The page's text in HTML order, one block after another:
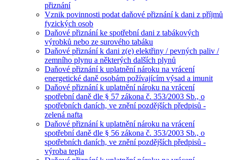
přiznání
Vznik povinnosti podat daňové přiznání k dani z příjmů
fyzických osob
Daňové přiznání ke spotřební dani z tabákových
výrobků nebo ze surového tabáku
Daňové přiznání k dani z(e) elektřiny / pevných paliv /
zemního plynu a některých dalších plynů
Daňové přiznání k uplatnění nároku na vrácení
energetické daně osobám požívajícím výsad a imunit
Daňové přiznání k uplatnění nároku na vrácení
spotřební daně dle § 57 zákona č. 353/2003 Sb., o
spotřebních daních, ve znění pozdějších předpisů -
zelená nafta
Daňové přiznání k uplatnění nároku na vrácení
spotřební daně dle § 56 zákona č. 353/2003 Sb., o
spotřebních daních, ve znění pozdějších předpisů -
výroba tepla